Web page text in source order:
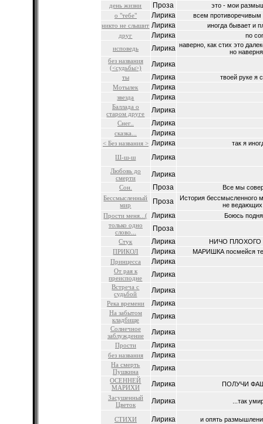
день жизни
Проза
это - мои
о "тебе"
Лирика
всем
никто не слышит Лирика
иногда бывает и
друг
Лирика
no
исповедь
Лирика наверно, как стих это
но
без названия
(<судьбы>)
Лирика
ты Лирика
твоей руке я
Мотылек
Лирика
звезда Лирика
Баллада о
старом друге
Лирика
Снег.. Лирика
сказка... Лирика
< Без названия > Лирика
так я
Ш-ш-ш
Лирика
Любовь до
смерти
Лирика
Сон. Проза
Все мы
Бессмысленный
мир
Проза
История бессмысленного
не ведающих
Прости меня...(
Лирика
Боюсь
только одно
слово...
Проза
Стук Лирика
НИЧО ПЛОХОГО
ПРИКОЛ
Лирика
МАРИШКА посмейся
Принцесса
Лирика
От рая к
преисподне
Лирика
Встреча с
судьбой
Лирика
Река времени Лирика
На забытом
кладбище
Лирика
Солнечное
заблуждение
Лирика
Прости Лирика
без названия Лирика
На смерть
Пушкина
Лирика
ОСЕННЕЙ
МАРИХИ
Лирика
ПОЛУЧИ
Засушенный
Цветок
Лирика ...так
СТИХИ Лирика и опять